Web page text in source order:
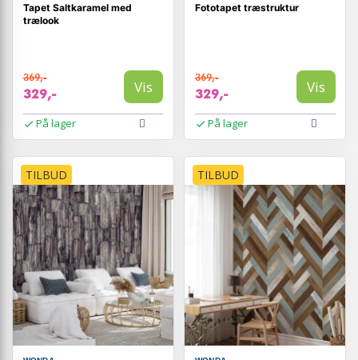
Tapet Saltkaramel med
trælook
369,-
329,- Vis
På lager
Fototapet træstruktur
369,-
329,- Vis
På lager
TILBUD TILBUD